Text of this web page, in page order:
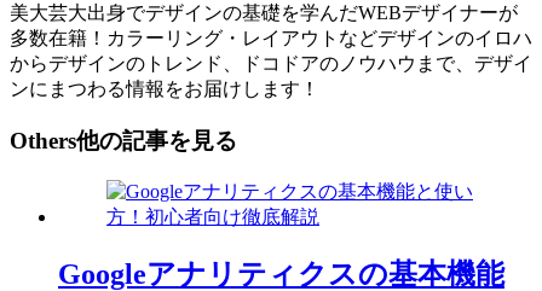
美大芸大出身でデザインの基礎を学んだWEBデザイナーが
多数在籍！カラーリング・レイアウトなどデザインのイロハ
からデザインのトレンド、ドコドアのノウハウまで、デザイ
ンにまつわる情報をお届けします！
Others他の記事を見る
Googleアナリティクスの基本機能